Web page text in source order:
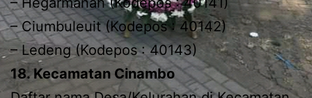
– Ciumbuleuit (Kodepos : 40142)
– Ledeng (Kodepos : 40143)
18. Kecamatan Cinambo